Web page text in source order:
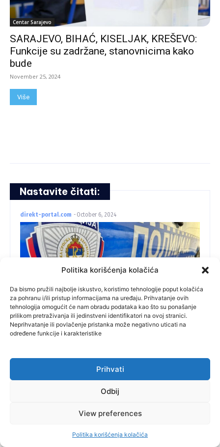
Politika korišćenja kolačića
Da bismo pružili najbolje iskustvo, koristimo tehnologije poput kolačića
za pohranu i/ili pristup informacijama na uređaju. Prihvatanje ovih
tehnologija omogućit će nam obradu podataka kao što su ponašanje
prilikom pretraživanja ili jedinstveni identifikatori na ovoj stranici.
Neprihvatanje ili povlačenje pristanka može negativno uticati na
određene funkcije i karakteristike
Prihvati
Odbij
View preferences
Politika korišćenja kolačića
Centar Sarajevo
SARAJEVO, BIHAĆ, KISELJAK, KREŠEVO:
Funkcije su zadržane, stanovnicima kako
bude
November 25, 2024
Više
Nastavite čitati:
direkt-portal.com - October 6, 2024
direkt
OGLASIO SE I MUP SRPSKE: Glasač u Gorici
Širom Republike Srpske, na
biralištima uočene su i
prijavljene nepravilnosti, pa
tako ni ovaj izborni dan ne